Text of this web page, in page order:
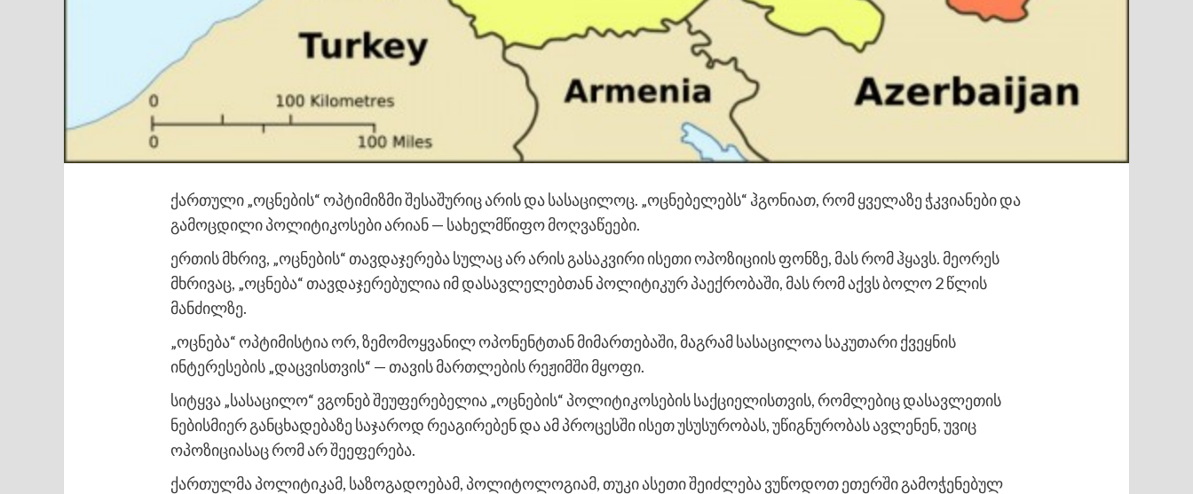
ქართული „ოცნების“ ოპტიმიზმი შესაშურიც არის და სასაცილოც. „ოცნებელებს“ ჰგონიათ, რომ ყველაზე ჭკვიანები და
გამოცდილი პოლიტიკოსები არიან — სახელმწიფო მოღვაწეები.
ერთის მხრივ, „ოცნების“ თავდაჯერება სულაც არ არის გასაკვირი ისეთი ოპოზიციის ფონზე, მას რომ ჰყავს. მეორეს
მხრივაც, „ოცნება“ თავდაჯერებულია იმ დასავლელებთან პოლიტიკურ პაექრობაში, მას რომ აქვს ბოლო 2 წლის
მანძილზე.
„ოცნება“ ოპტიმისტია ორ, ზემომოყვანილ ოპონენტთან მიმართებაში, მაგრამ სასაცილოა საკუთარი ქვეყნის
ინტერესების „დაცვისთვის“ — თავის მართლების რეჟიმში მყოფი.
სიტყვა „სასაცილო“ ვგონებ შეუფერებელია „ოცნების“ პოლიტიკოსების საქციელისთვის, რომლებიც დასავლეთის
ნებისმიერ განცხადებაზე საჯაროდ რეაგირებენ და ამ პროცესში ისეთ უსუსურობას, უწიგნურობას ავლენენ, უვიც
ოპოზიციასაც რომ არ შეეფერება.
ქართულმა პოლიტიკამ, საზოგადოებამ, პოლიტოლოგიამ, თუკი ასეთი შეიძლება ვუწოდოთ ეთერში გამოჭენებულ